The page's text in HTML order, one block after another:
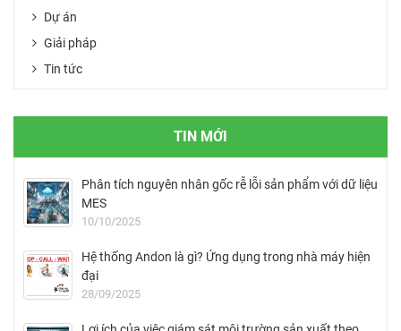
Dự án
Giải pháp
Tin tức
TIN MỚI
Phân tích nguyên nhân gốc rễ lỗi sản phẩm với dữ liệu
MES
10/10/2025
Hệ thống Andon là gì? Ứng dụng trong nhà máy hiện
đại
28/09/2025